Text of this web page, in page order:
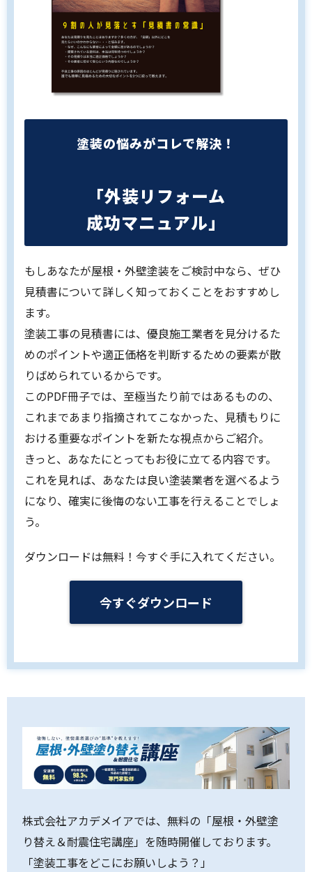
塗装の悩みがコレで解決！
「外装リフォーム
成功マニュアル」
もしあなたが屋根・外壁塗装をご検討中なら、ぜひ
見積書について詳しく知っておくことをおすすめし
ます。
塗装工事の見積書には、優良施工業者を見分けるた
めのポイントや適正価格を判断するための要素が散
りばめられているからです。
このPDF冊子では、至極当たり前ではあるものの、
これまであまり指摘されてこなかった、見積もりに
おける重要なポイントを新たな視点からご紹介。
きっと、あなたにとってもお役に立てる内容です。
これを見れば、あなたは良い塗装業者を選べるよう
になり、確実に後悔のない工事を行えることでしょ
う。
ダウンロードは無料！今すぐ手に入れてください。
今すぐダウンロード
株式会社アカデメイアでは、無料の「屋根・外壁塗
り替え＆耐震住宅講座」を随時開催しております。
「塗装工事をどこにお願いしよう？」